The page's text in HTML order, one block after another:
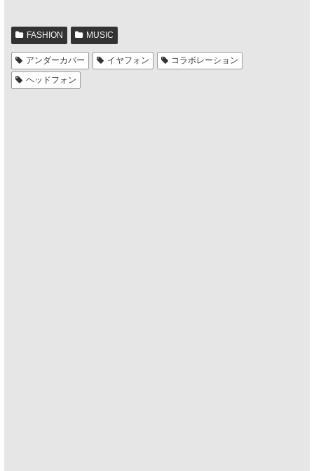
FASHION MUSIC
アンダーカバー イヤフォン
コラボレーション
ヘッドフォン